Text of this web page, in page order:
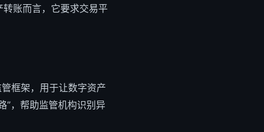
账而言，它要求交易平
框架，用于让数字资产
”，帮助监管机构识别异